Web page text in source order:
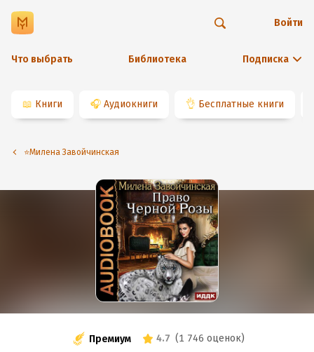
Что выбрать Библиотека Подписка
Войти
📖 Книги 🎧 Аудиокниги 👌 Бесплатные книги
⭐️Милена Завойчинская
Премиум 4.7 (1 746 оценок)